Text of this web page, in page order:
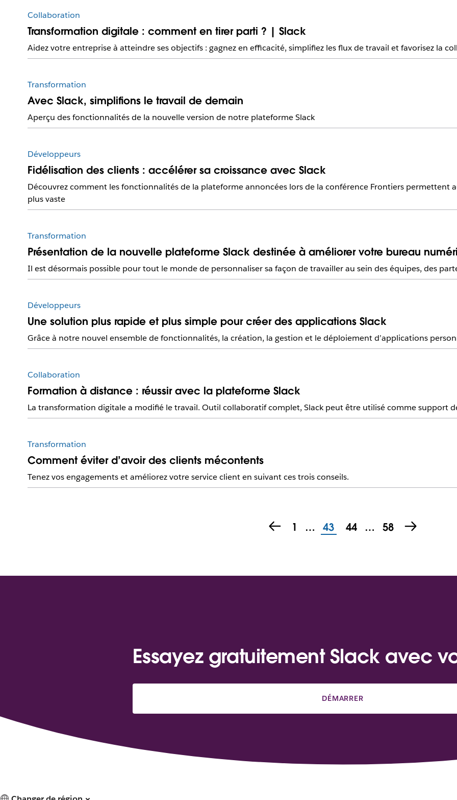
Collaboration
Transformation digitale : comment en tirer parti ? | Slack
Aidez votre entreprise à atteindre ses objectifs : gagnez en efficacité, simplifiez les flux de travail et favorisez la
Transformation
Avec Slack, simplifions le travail de demain
Aperçu des fonctionnalités de la nouvelle version de notre plateforme Slack
Développeurs
Fidélisation des clients : accélérer sa croissance avec Slack
Découvrez comment les fonctionnalités de la plateforme annoncées lors de la conférence Frontiers permettent
plus vaste
Transformation
Présentation de la nouvelle plateforme Slack destinée à améliorer votre bureau
Il est désormais possible pour tout le monde de personnaliser sa façon de travailler au sein des équipes, des
Développeurs
Une solution plus rapide et plus simple pour créer des applications Slack
Grâce à notre nouvel ensemble de fonctionnalités, la création, la gestion et le déploiement d’applications
Collaboration
Formation à distance : réussir avec la plateforme Slack
La transformation digitale a modifié le travail. Outil collaboratif complet, Slack peut être utilisé comme support
Transformation
Comment éviter d’avoir des clients mécontents
Tenez vos engagements et améliorez votre service client en suivant ces trois conseils.
1 … 43 44 … 58
Essayez gratuitement Slack avec
DÉMARRER